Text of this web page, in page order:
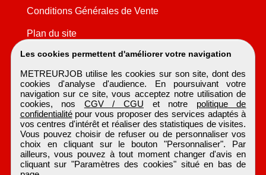
Les cookies permettent d'améliorer votre navigation
METREURJOB utilise les cookies sur son site, dont des
cookies d'analyse d'audience. En poursuivant votre
navigation sur ce site, vous acceptez notre utilisation de
cookies, nos CGV / CGU et notre politique de
confidentialitépour vous proposer des services adaptés à
vos centres d'intérêt et réaliser des statistiques de visites.
Vous pouvez choisir de refuser ou de personnaliser vos
choix en cliquant sur le bouton "Personnaliser". Par
ailleurs, vous pouvez à tout moment changer d'avis en
cliquant sur "Paramètres des cookies" situé en bas de
Conditions Générales de Vente
Plan du site